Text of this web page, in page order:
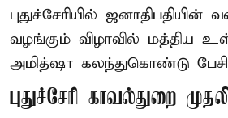
புதுச்சேரியில்
வழங்கும் விழாவில் மத்திய
அமித்ஷா கலந்துகொண்டு
புதுச்சேரி காவல்துறை